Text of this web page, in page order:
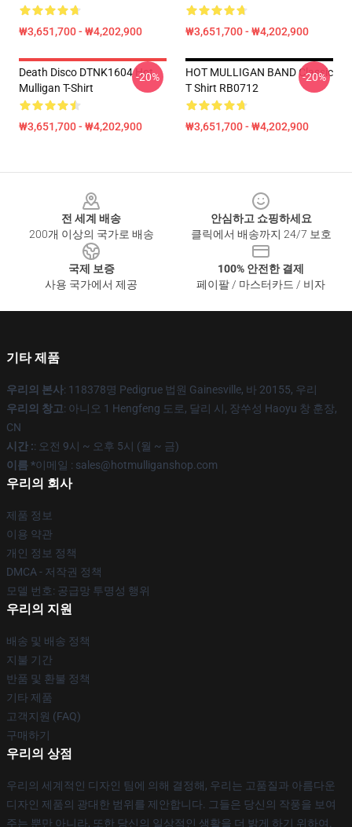
₩3,651,700 - ₩4,202,900 ₩3,651,700 - ₩4,202,900
Death Disco DTNK1604 Hot
Mulligan T-Shirt
₩3,651,700 - ₩4,202,900
-20%
HOT MULLIGAN BAND Classic
T Shirt RB0712
₩3,651,700 - ₩4,202,900
-20%
전 세계 배송
200개 이상의 국가로 배송
안심하고 쇼핑하세요
클릭에서 배송까지 24/7 보호
국제 보증
사용 국가에서 제공
100% 안전한 결제
페이팔 / 마스터카드 / 비자
기타 제품
우리의 본사: 118378명 Pedigrue 법원 Gainesville, 바 20155, 우리
우리의 창고: 아니오 1 Hengfeng 도로, 달리 시, 장쑤성 Haoyu 창 훈장,
CN
시간 :: 오전 9시 ~ 오후 5시 (월 ~ 금)
이름 *이메일 : sales@hotmulliganshop.com
우리의 회사
제품 정보
이용 약관
개인 정보 정책
DMCA - 저작권 정책
모델 번호: 공급망 투명성 행위
우리의 지원
배송 및 배송 정책
지불 기간
반품 및 환불 정책
기타 제품
고객지원 (FAQ)
구매하기
우리의 상점
우리의 세계적인 디자인 팀에 의해 결정해, 우리는 고품질과 아름다운
디자인 제품의 광대한 범위를 제안합니다. 그들은 당신의 작풍을 보여
주는 뿐만 아니라, 또한 당신의 일상적인 생활을 더 밝게 하기 위하여.